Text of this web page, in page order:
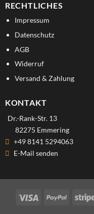
RECHTLICHES
Impressum
Datenschutz
AGB
Widerruf
Versand & Zahlung
KONTAKT
Dr.-Rank-Str. 13
82275 Emmering
+49 8141 5294063
E-Mail senden
Visa PayPal